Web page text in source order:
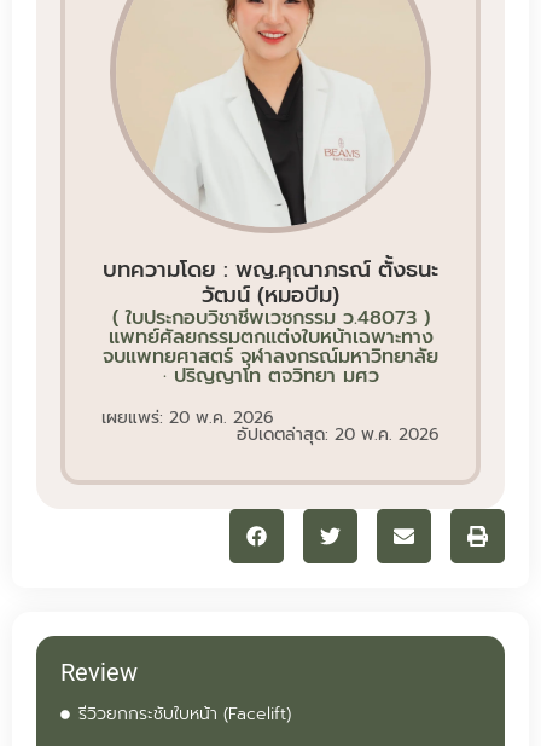
บทความโดย : พญ.คุณาภรณ์ ตั้งธนะ
วัฒน์ (หมอบีม)
( ใบประกอบวิชาชีพเวชกรรม ว.48073 )
แพทย์ศัลยกรรมตกแต่งใบหน้าเฉพาะทาง
จบแพทยศาสตร์ จุฬาลงกรณ์มหาวิทยาลัย
· ปริญญาโท ตจวิทยา มศว
เผยแพร่: 20 พ.ค. 2026
อัปเดตล่าสุด: 20 พ.ค. 2026
Review
รีวิวยกกระชับใบหน้า (Facelift)